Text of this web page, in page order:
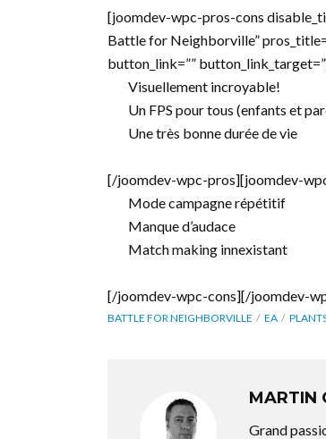
[joomdev-wpc-pros-cons
Battle for Neighborville”
button_link=””
Visuellement incroyable!
Un FPS pour tous (enfants et
Une très bonne durée de vie
[/joomdev-wpc-pros][joomdev-
Mode campagne répétitif
Manque d’audace
Match making innexistant
[/joomdev-wpc-cons][/joomdev-
BATTLE FOR NEIGHBORVILLE EA
MARTIN
Grand